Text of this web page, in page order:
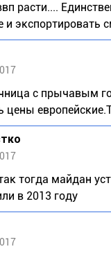
расти....
и экспортировать
с прычавым
цены
тогда майдан
в 2013 году